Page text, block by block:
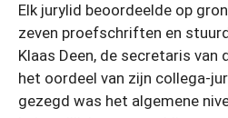
Elk jurylid beoordeelde op
zeven proefschriften en
Klaas Deen, de secretaris van
het oordeel van zijn collega-
gezegd was het algemene